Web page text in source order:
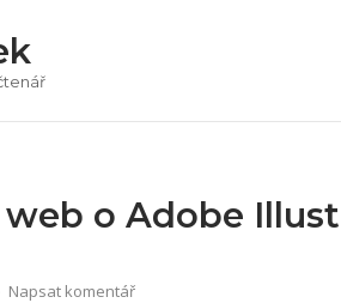
o Adobe
Napsat komentář